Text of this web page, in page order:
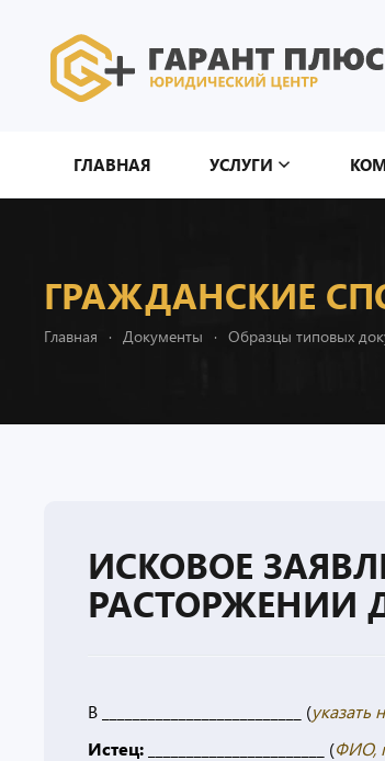
Перейти к содержимому
ГЛАВНАЯ УСЛУГИ
ГРАЖДАНСКИЕ
Главная Документы Образцы типовых
ИСКОВОЕ
РАСТОРЖЕНИИ
В __________________________ (указать
Истец: _______________________ (ФИО,